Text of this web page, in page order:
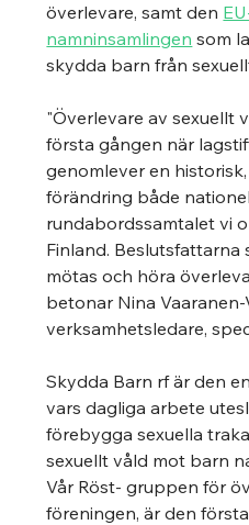
överlevare, samt den
namninsamlingen som
skydda barn från
"Överlevare av sexuellt
första gången när
genomlever en
förändring både
rundabordssamtalet vi
Finland.
mötas och höra
betonar Nina
verksamhetsledare,
Skydda Barn rf är den
vars dagliga arbete
förebygga sexuella
sexuellt våld mot barn
Vår Röst- gruppen för
föreningen, är den